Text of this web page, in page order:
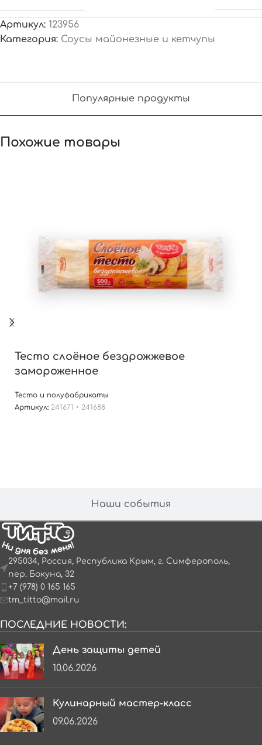
Артикул: 123956
Категория: Соусы майонезные и кетчупы
Популярные продукты
Наши события
Похожие товары
Тесто слоёное бездрожжевое
замороженное
Тесто и полуфабрикаты
Артикул: 241671 • 241688
295034, Россия, Республика Крым, г. Симферополь,
пер. Бокуна, 32
+7 (978) 0 165 165
tm_titto@mail.ru
ПОСЛЕДНИЕ НОВОСТИ:
День защиты детей
10.06.2026
Кулинарный мастер-класс
09.06.2026